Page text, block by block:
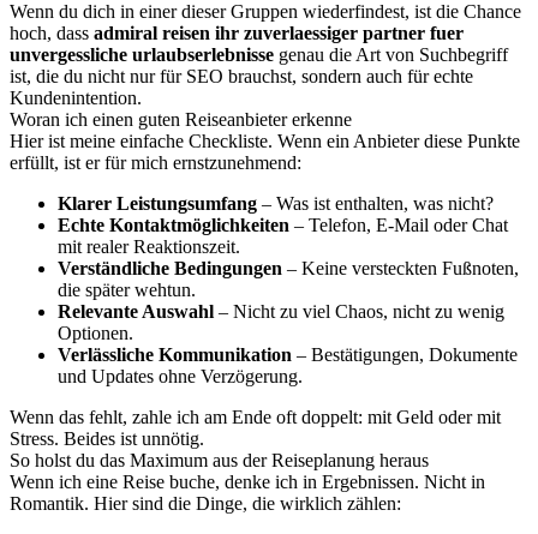
Wenn du dich in einer dieser Gruppen wiederfindest, ist die Chance
hoch, dass admiral reisen ihr zuverlaessiger partner fuer
unvergessliche urlaubserlebnisse genau die Art von Suchbegriff
ist, die du nicht nur für SEO brauchst, sondern auch für echte
Kundenintention.
Woran ich einen guten Reiseanbieter erkenne
Hier ist meine einfache Checkliste. Wenn ein Anbieter diese Punkte
erfüllt, ist er für mich ernstzunehmend:
Klarer Leistungsumfang – Was ist enthalten, was nicht?
Echte Kontaktmöglichkeiten – Telefon, E-Mail oder Chat
mit realer Reaktionszeit.
Verständliche Bedingungen – Keine versteckten Fußnoten,
die später wehtun.
Relevante Auswahl – Nicht zu viel Chaos, nicht zu wenig
Optionen.
Verlässliche Kommunikation – Bestätigungen, Dokumente
und Updates ohne Verzögerung.
Wenn das fehlt, zahle ich am Ende oft doppelt: mit Geld oder mit
Stress. Beides ist unnötig.
So holst du das Maximum aus der Reiseplanung heraus
Wenn ich eine Reise buche, denke ich in Ergebnissen. Nicht in
Romantik. Hier sind die Dinge, die wirklich zählen: